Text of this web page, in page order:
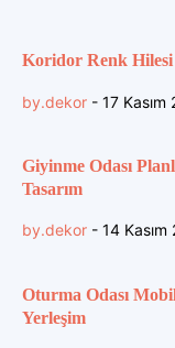
Koridor Renk Hilesi
by.dekor - 17 Kasım
Giyinme Odası
Tasarım
by.dekor - 14 Kasım
Oturma Odası
Yerleşim